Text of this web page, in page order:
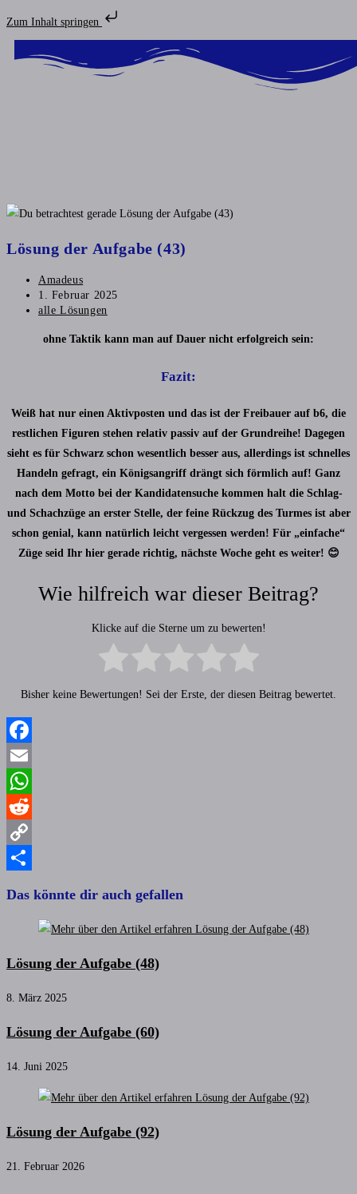
Zum Inhalt springen
Lösung der Aufgabe (43)
Amadeus
1. Februar 2025
alle Lösungen
ohne Taktik kann man auf Dauer nicht erfolgreich sein:
Fazit:
Weiß hat nur einen Aktivposten und das ist der Freibauer auf b6, die
restlichen Figuren stehen relativ passiv auf der Grundreihe! Dagegen
sieht es für Schwarz schon wesentlich besser aus, allerdings ist schnelles
Handeln gefragt, ein Königsangriff drängt sich förmlich auf! Ganz
nach dem Motto bei der Kandidatensuche kommen halt die Schlag-
und Schachzüge an erster Stelle, der feine Rückzug des Turmes ist aber
schon genial, kann natürlich leicht vergessen werden! Für „einfache“
Züge seid Ihr hier gerade richtig, nächste Woche geht es weiter! 😊
Wie hilfreich war dieser Beitrag?
Klicke auf die Sterne um zu bewerten!
Bisher keine Bewertungen! Sei der Erste, der diesen Beitrag bewertet.
Facebook
Email
WhatsApp
Reddit
Copy
Das könnte dir auch gefallen
Lösung der Aufgabe (48)
8. März 2025
Lösung der Aufgabe (60)
14. Juni 2025
Lösung der Aufgabe (92)
21. Februar 2026